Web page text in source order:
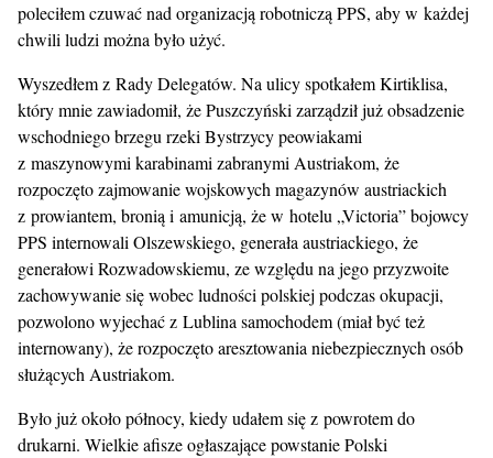
poleciłem czuwać nad organizacją robotniczą PPS, aby w każdej
chwili ludzi można było użyć.
Wyszedłem z Rady Delegatów. Na ulicy spotkałem Kirtiklisa,
który mnie zawiadomił, że Puszczyński zarządził już obsadzenie
wschodniego brzegu rzeki Bystrzycy peowiakami
z maszynowymi karabinami zabranymi Austriakom, że
rozpoczęto zajmowanie wojskowych magazynów austriackich
z prowiantem, bronią i amunicją, że w hotelu „Victoria” bojowcy
PPS internowali Olszewskiego, generała austriackiego, że
generałowi Rozwadowskiemu, ze względu na jego przyzwoite
zachowywanie się wobec ludności polskiej podczas okupacji,
pozwolono wyjechać z Lublina samochodem (miał być też
internowany), że rozpoczęto aresztowania niebezpiecznych osób
służących Austriakom.
Było już około północy, kiedy udałem się z powrotem do
drukarni. Wielkie afisze ogłaszające powstanie Polski